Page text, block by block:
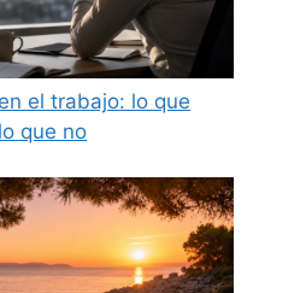
el trabajo: lo que
que no